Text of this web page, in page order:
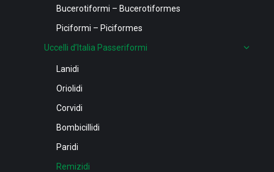
Bucerotiformi – Bucerotiformes
Piciformi – Piciformes
Uccelli d’Italia Passeriformi
Lanidi
Oriolidi
Corvidi
Bombicillidi
Paridi
Remizidi